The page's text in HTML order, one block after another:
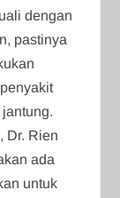
dengan
pastinya
Dr. Rien
ada
untuk